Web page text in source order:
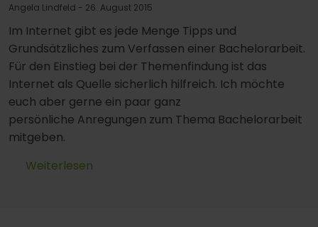
Angela Lindfeld - 26. August 2015
Im Internet gibt es jede Menge Tipps und
Grundsätzliches zum Verfassen einer Bachelorarbeit.
Für den Einstieg bei der Themenfindung ist das
Internet als Quelle sicherlich hilfreich. Ich möchte
euch aber gerne ein paar ganz
persönliche Anregungen zum Thema Bachelorarbeit
mitgeben.
Weiterlesen